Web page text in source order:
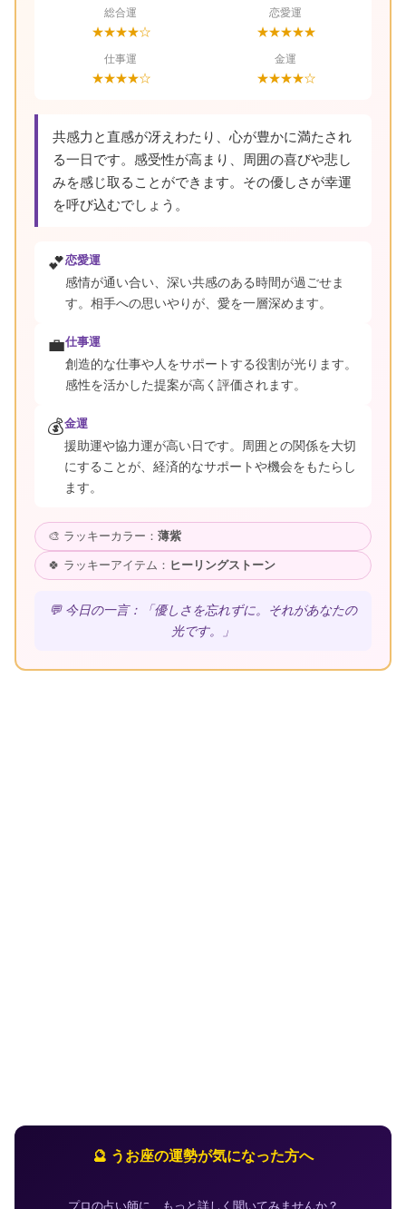
総合運
★★★★☆
恋愛運
★★★★★
仕事運
★★★★☆
金運
★★★★☆
共感力と直感が冴えわたり、心が豊かに満たされ
る一日です。感受性が高まり、周囲の喜びや悲し
みを感じ取ることができます。その優しさが幸運
を呼び込むでしょう。
💕恋愛運
感情が通い合い、深い共感のある時間が過ごせま
す。相手への思いやりが、愛を一層深めます。
💼仕事運
創造的な仕事や人をサポートする役割が光ります。
感性を活かした提案が高く評価されます。
💰金運
援助運や協力運が高い日です。周囲との関係を大切
にすることが、経済的なサポートや機会をもたらし
ます。
🎨 ラッキーカラー： 薄紫
🍀 ラッキーアイテム： ヒーリングストーン
💬 今日の一言：「優しさを忘れずに。それがあなたの
光です。」
🔮 うお座の運勢が気になった方へ
プロの占い師に、もっと詳しく聞いてみませんか？